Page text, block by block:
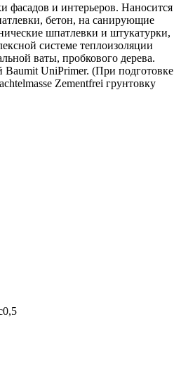
фасадов и интерьеров. Наносится
бетон, на санирующие
шпатлевки и штукатурки,
системе теплоизоляции
ваты, пробкового дерева.
Baumit UniPrimer. (При подготовке
Zementfrei грунтовку